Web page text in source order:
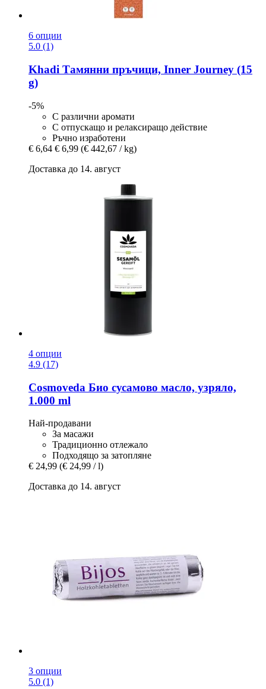
6 опции
5.0 (1)
Khadi Тамянни пръчици, Inner Journey (15
g)
-5%
С различни аромати
С отпускащо и релаксиращо действие
Ръчно изработени
€ 6,64 € 6,99 (€ 442,67 / kg)
Доставка до 14. август
4 опции
4.9 (17)
Cosmoveda Био сусамово масло, узряло,
1.000 ml
Най-продавани
За масажи
Традиционно отлежало
Подходящо за затопляне
€ 24,99 (€ 24,99 / l)
Доставка до 14. август
3 опции
5.0 (1)